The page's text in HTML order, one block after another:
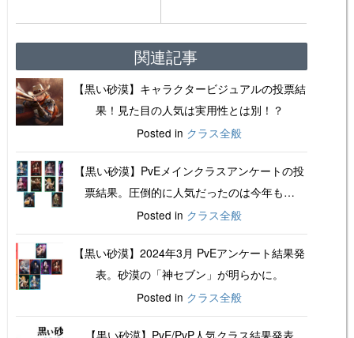
関連記事
【黒い砂漠】キャラクタービジュアルの投票結
果！見た目の人気は実用性とは別！？
Posted in クラス全般
【黒い砂漠】PvEメインクラスアンケートの投
票結果。圧倒的に人気だったのは今年も…
Posted in クラス全般
【黒い砂漠】2024年3月 PvEアンケート結果発
表。砂漠の「神セブン」が明らかに。
Posted in クラス全般
【黒い砂漠】PvE/PvP人気クラス結果発表